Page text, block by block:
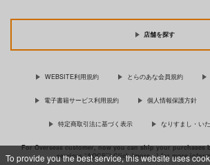
To provide you the best service, this website uses
店舗を探す
WEBSITE利用規約 とらのあな会員規約
電子書籍サービス利用規約 個人情報保護方針
特定商取引法に基づく表示 なりすまし・い
For Overseas customer, now you can ship your purchases
services “AOCS”! Click {more…} for more